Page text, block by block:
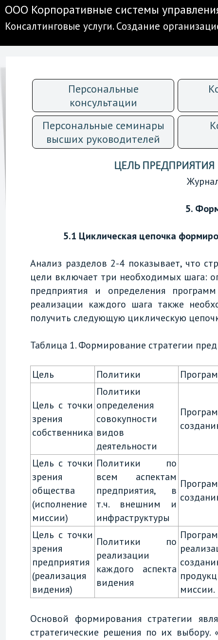
ООО Корпоративные системы
Консалтинговые услуги. Создание
Персональные
консультации
Персональные семинары
высших руководителей
ЦЕЛЬ ПРЕДПРИЯТИЯ
5.
5.1 Циклическая цепочка
Анализ разделов 2-4 показывает, что
цели включает три необходимых шага:
предприятия и определения
реализации каждого шага также
получить следующую циклическую
Таблица 1. Формирование стратегии
Цель Политики
Цель с точки
зрения
собственника
Политики
определения
совокупности
видов
деятельности
Цель с точки
зрения
общества
(исполнение
миссии)
Политики по
всем аспектам
предприятия, в
т.ч. внешним и
инфраструктуры
Цель с точки
зрения
предприятия
(реализация
видения)
Политики по
реализации
каждого аспекта
видения
миссии.
Основой формирования стратегии
стратегические решения по их